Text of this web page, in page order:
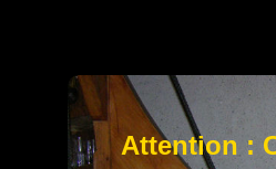
Attention :